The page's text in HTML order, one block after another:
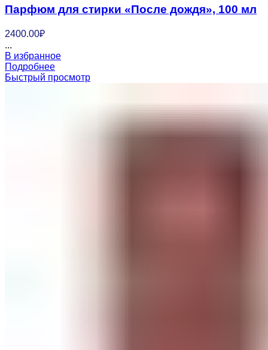
Парфюм для стирки «После дождя», 100 мл
2400.00₽
...
В избранное
Подробнее
Быстрый просмотр